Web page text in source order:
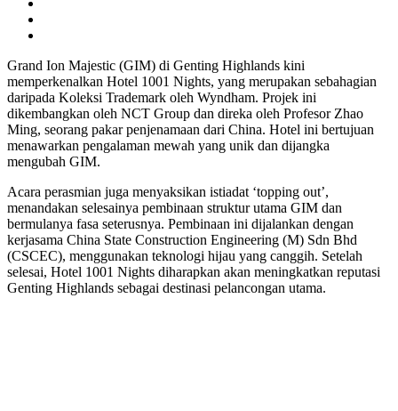
Grand Ion Majestic (GIM) di Genting Highlands kini
memperkenalkan Hotel 1001 Nights, yang merupakan sebahagian
daripada Koleksi Trademark oleh Wyndham. Projek ini
dikembangkan oleh NCT Group dan direka oleh Profesor Zhao
Ming, seorang pakar penjenamaan dari China. Hotel ini bertujuan
menawarkan pengalaman mewah yang unik dan dijangka
mengubah GIM.
Acara perasmian juga menyaksikan istiadat ‘topping out’,
menandakan selesainya pembinaan struktur utama GIM dan
bermulanya fasa seterusnya. Pembinaan ini dijalankan dengan
kerjasama China State Construction Engineering (M) Sdn Bhd
(CSCEC), menggunakan teknologi hijau yang canggih. Setelah
selesai, Hotel 1001 Nights diharapkan akan meningkatkan reputasi
Genting Highlands sebagai destinasi pelancongan utama.